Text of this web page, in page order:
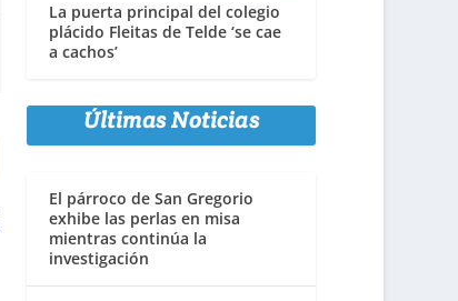
La puerta principal del colegio
plácido Fleitas de Telde ‘se cae
a cachos’
Últimas Noticias
El párroco de San Gregorio
exhibe las perlas en misa
mientras continúa la
investigación